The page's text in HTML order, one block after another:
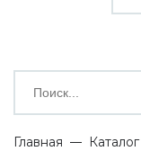
Главная Каталог